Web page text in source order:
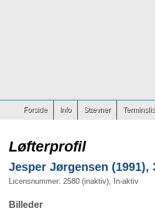
Forside Info Stævner
Løfterprofil
Jesper Jørgensen (1991),
Licensnummer: 2580 (inaktiv), In-aktiv
Billeder